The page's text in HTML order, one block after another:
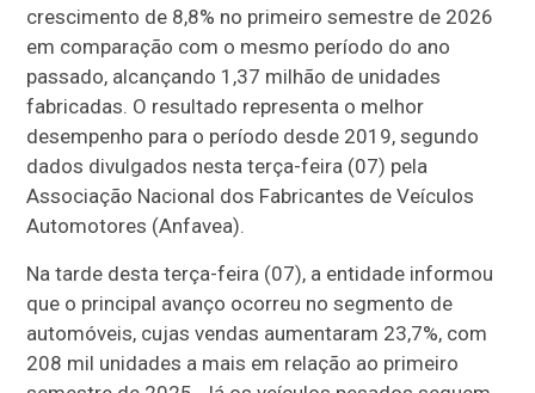
crescimento de 8,8% no primeiro semestre de 2026
em comparação com o mesmo período do ano
passado, alcançando 1,37 milhão de unidades
fabricadas. O resultado representa o melhor
desempenho para o período desde 2019, segundo
dados divulgados nesta terça-feira (07) pela
Associação Nacional dos Fabricantes de Veículos
Automotores (Anfavea).
Na tarde desta terça-feira (07), a entidade informou
que o principal avanço ocorreu no segmento de
automóveis, cujas vendas aumentaram 23,7%, com
208 mil unidades a mais em relação ao primeiro